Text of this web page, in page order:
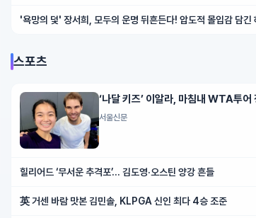
'욕망의 덫' 장서희, 모두의 운명 뒤흔든다! 압도적 몰입감 담긴
스포츠
‘나달 키즈’ 이알라, 마침내 WTA투
서울신문
힐리어드 ‘무서운 추격포’… 김도영·오스틴 양강 흔들
英 거센 바람 맛본 김민솔, KLPGA 신인 최다 4승 조준